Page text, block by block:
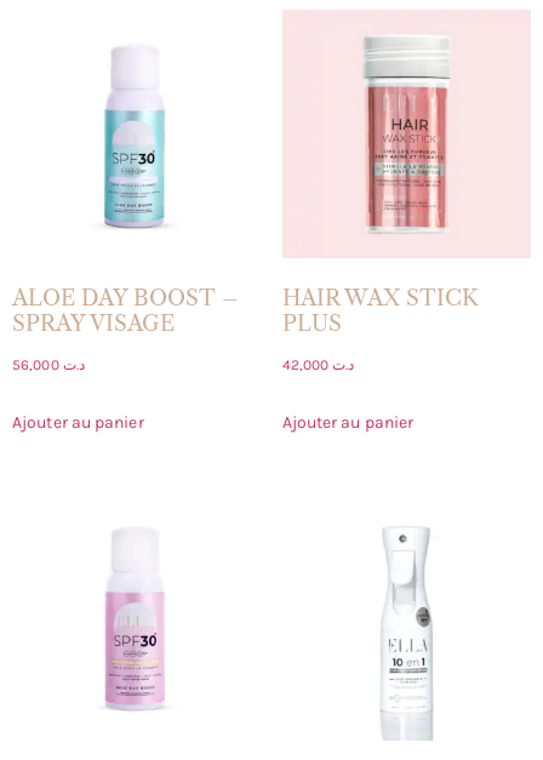
ALOE DAY BOOST –
SPRAY VISAGE
د.ت 56,000
Ajouter au panier
HAIR WAX STICK
PLUS
د.ت42,000
Ajouter au panier